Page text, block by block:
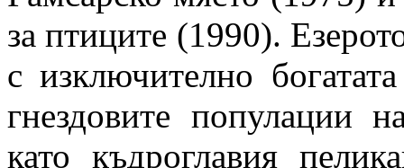
за птиците (1990).
с изключително
гнездовите популации
като къдроглавия